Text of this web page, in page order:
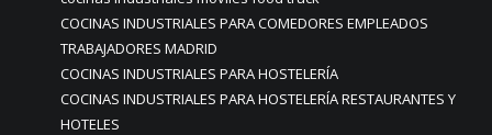
COCINAS INDUSTRIALES PARA COMEDORES EMPLEADOS
TRABAJADORES MADRID
COCINAS INDUSTRIALES PARA HOSTELERÍA
COCINAS INDUSTRIALES PARA HOSTELERÍA RESTAURANTES Y
HOTELES